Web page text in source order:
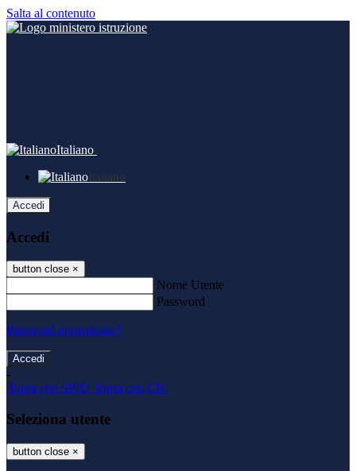
Salta al contenuto
Italiano
Italiano
Accedi
Accedi
button close ×
Nome Utente
Password
Password dimenticata?
-
Entra con SPID Entra con CIE
Seleziona utente
button close ×